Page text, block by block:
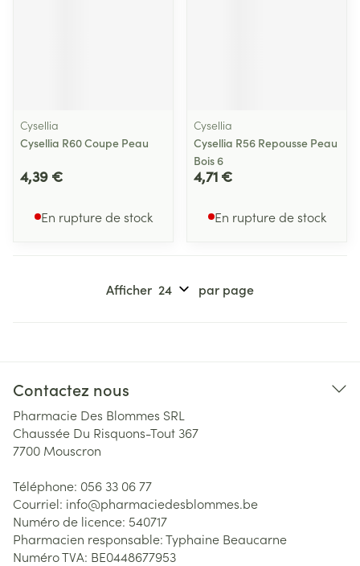
Cysellia
Cysellia R60 Coupe Peau
4,39 €
En rupture de stock
Cysellia
Cysellia R56 Repousse Peau
Bois 6
4,71 €
En rupture de stock
Afficher par page
Contactez nous
Pharmacie Des Blommes SRL
Chaussée Du Risquons-Tout 367
7700 Mouscron
Téléphone: 056 33 06 77
Courriel: info@pharmaciedesblommes.be
Numéro de licence: 540717
Pharmacien responsable:Typhaine Beaucarne
Numéro TVA: BE0448677953